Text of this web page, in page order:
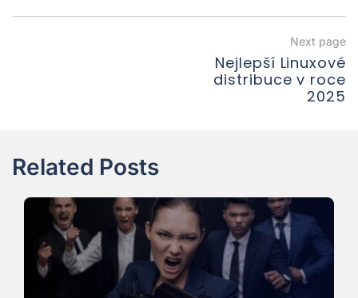
Next page
Nejlepší Linuxové
distribuce v roce
2025
Related Posts